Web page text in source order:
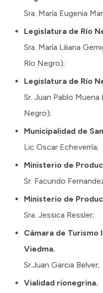
Sra. María Eugenia
Legislatura de Río
Sra. María Liliana
Río Negro);
Legislatura de Río
Sr. Juan Pablo
Negro);
Municipalidad de
Lic Oscar Echeverría;
Ministerio de
Sr. Facundo
Ministerio de
Sra. Jessica Ressler;
Cámara de Turismo
Viedma.
Sr.Juan Garcia Belver;
Vialidad rionegrina.